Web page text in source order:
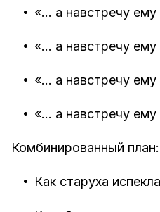
• «… а навстречу
• «… а навстречу
• «… а навстречу
• «… а навстречу
Комбинированный план:
• Как старуха